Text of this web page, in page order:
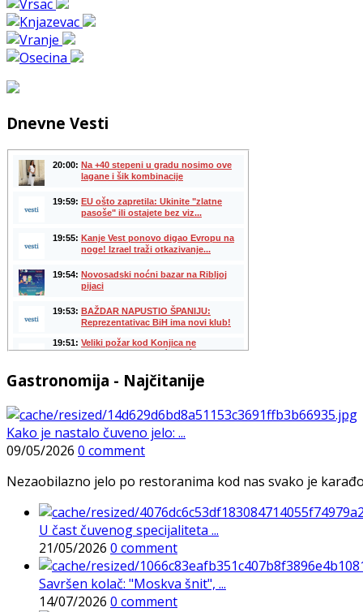
Dnevne Vesti
Gastronomija - Najčitanije
Kako je nastalo čuveno jelo: ...
09/05/2026 0 comment
Nezaobilazno jelo po restoranima kod nas svako je
U čast čuvenog specijaliteta ...
21/05/2026 0 comment
Savršen kolač: "Moskva šnit", ...
14/07/2026 0 comment